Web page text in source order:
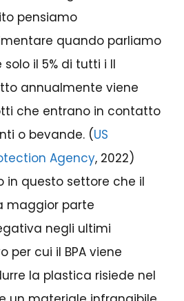
pensiamo
quando parliamo
solo il 5% di tutti i Il
annualmente viene
che entrano in contatto
o bevande. (US
Agency, 2022)
in questo settore che il
maggior parte
negli ultimi
per cui il BPA viene
la plastica risiede nel